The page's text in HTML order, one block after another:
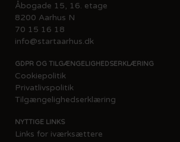
Åbogade 15, 16. etage
8200 Aarhus N
70 15 16 18
info@startaarhus.dk
GDPR OG TILGÆNGELIGHEDSERKLÆRING
Cookiepolitik
Privatlivspolitik
Tilgængelighedserklæring
NYTTIGE LINKS
Links for iværksættere​